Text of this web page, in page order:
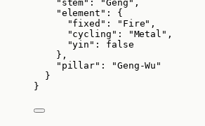
"stem" : "Geng " ,
"element" : {
"fixed" : " Fire" ,
"cycling" : "Metal " ,
"yin" : false
},
"pillar" : "Geng-Wu "
}
}